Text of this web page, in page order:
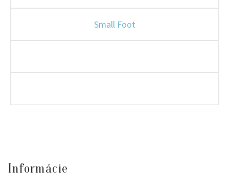
Small Foot
Informácie